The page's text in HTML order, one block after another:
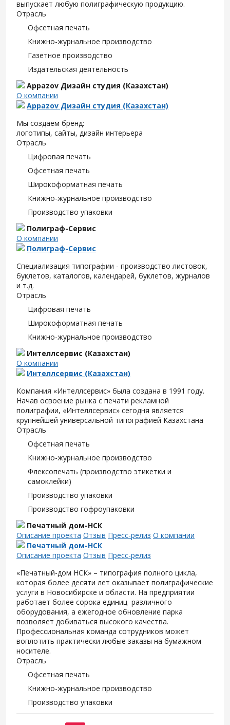
выпускает любую полиграфическую продукцию.
Отрасль
Офсетная печать
Книжно-журнальное производство
Газетное производство
Издательская деятельность
Appazov Дизайн студия (Казахстан)
О компании
Appazov Дизайн студия (Казахстан)
Мы создаем бренд:
логотипы, сайты, дизайн интерьера
Отрасль
Цифровая печать
Офсетная печать
Широкоформатная печать
Книжно-журнальное производство
Производство упаковки
Полиграф-Сервис
О компании
Полиграф-Сервис
Специализация типографии - производство листовок,
буклетов, каталогов, календарей, буклетов, журналов
и т.д.
Отрасль
Цифровая печать
Широкоформатная печать
Книжно-журнальное производство
Интеллсервис (Казахстан)
О компании
Интеллсервис (Казахстан)
Компания «Интеллсервис» была создана в 1991 году.
Начав освоение рынка с печати рекламной
полиграфии, «Интеллсервис» сегодня является
крупнейшей универсальной типографией Казахстана
Отрасль
Офсетная печать
Книжно-журнальное производство
Флексопечать (производство этикетки и
самоклейки)
Производство упаковки
Производство гофроупаковки
Печатный дом-НСК
Описание проекта Отзыв Пресс-релиз О компании
Печатный дом-НСК
Описание проекта Отзыв Пресс-релиз
«Печатный-дом НСК» – типография полного цикла,
которая более десяти лет оказывает полиграфические
услуги в Новосибирске и области. На предприятии
работает более сорока единиц различного
оборудования, а ежегодное обновление парка
позволяет добиваться высокого качества.
Профессиональная команда сотрудников может
воплотить практически любые заказы на бумажном
носителе.
Отрасль
Офсетная печать
Книжно-журнальное производство
Производство упаковки